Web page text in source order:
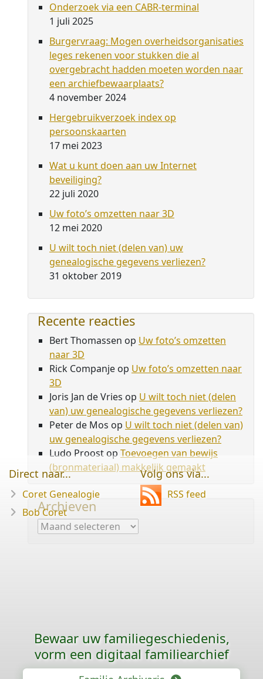
Onderzoek via een CABR-terminal
1 juli 2025
Burgervraag: Mogen overheidsorganisaties
leges rekenen voor stukken die al
overgebracht hadden moeten worden naar
een archiefbewaarplaats?
4 november 2024
Hergebruikverzoek index op
persoonskaarten
17 mei 2023
Wat u kunt doen aan uw Internet
beveiliging?
22 juli 2020
Uw foto’s omzetten naar 3D
12 mei 2020
U wilt toch niet (delen van) uw
genealogische gegevens verliezen?
31 oktober 2019
Recente reacties
Bert Thomassen op Uw foto’s omzetten
naar 3D
Rick Companje op Uw foto’s omzetten naar
3D
Joris Jan de Vries op U wilt toch niet (delen
van) uw genealogische gegevens verliezen?
Peter de Mos op U wilt toch niet (delen van)
uw genealogische gegevens verliezen?
Ludo Proostop Toevoegen van bewijs
(bronmateriaal) makkelijk gemaakt
Archieven
Archieven
Direct naar...
Coret Genealogie
Bob Coret
Volg ons via...
RSS feed
Bewaar uw familie­geschiedenis,
vorm een digitaal familiearchief